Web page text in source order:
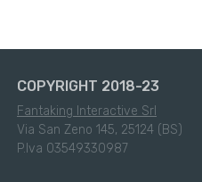
COPYRIGHT 2018-23
Fantaking Interactive Srl
Via San Zeno 145, 25124 (BS)
P.Iva 03549330987